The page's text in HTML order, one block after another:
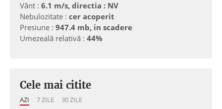
Vânt : 6.1 m/s, directia : NV
Nebulozitate : cer acoperit
Presiune : 947.4 mb, in scadere
Umezeală relativă : 44%
Cele mai citite
AZI 7 ZILE 30 ZILE